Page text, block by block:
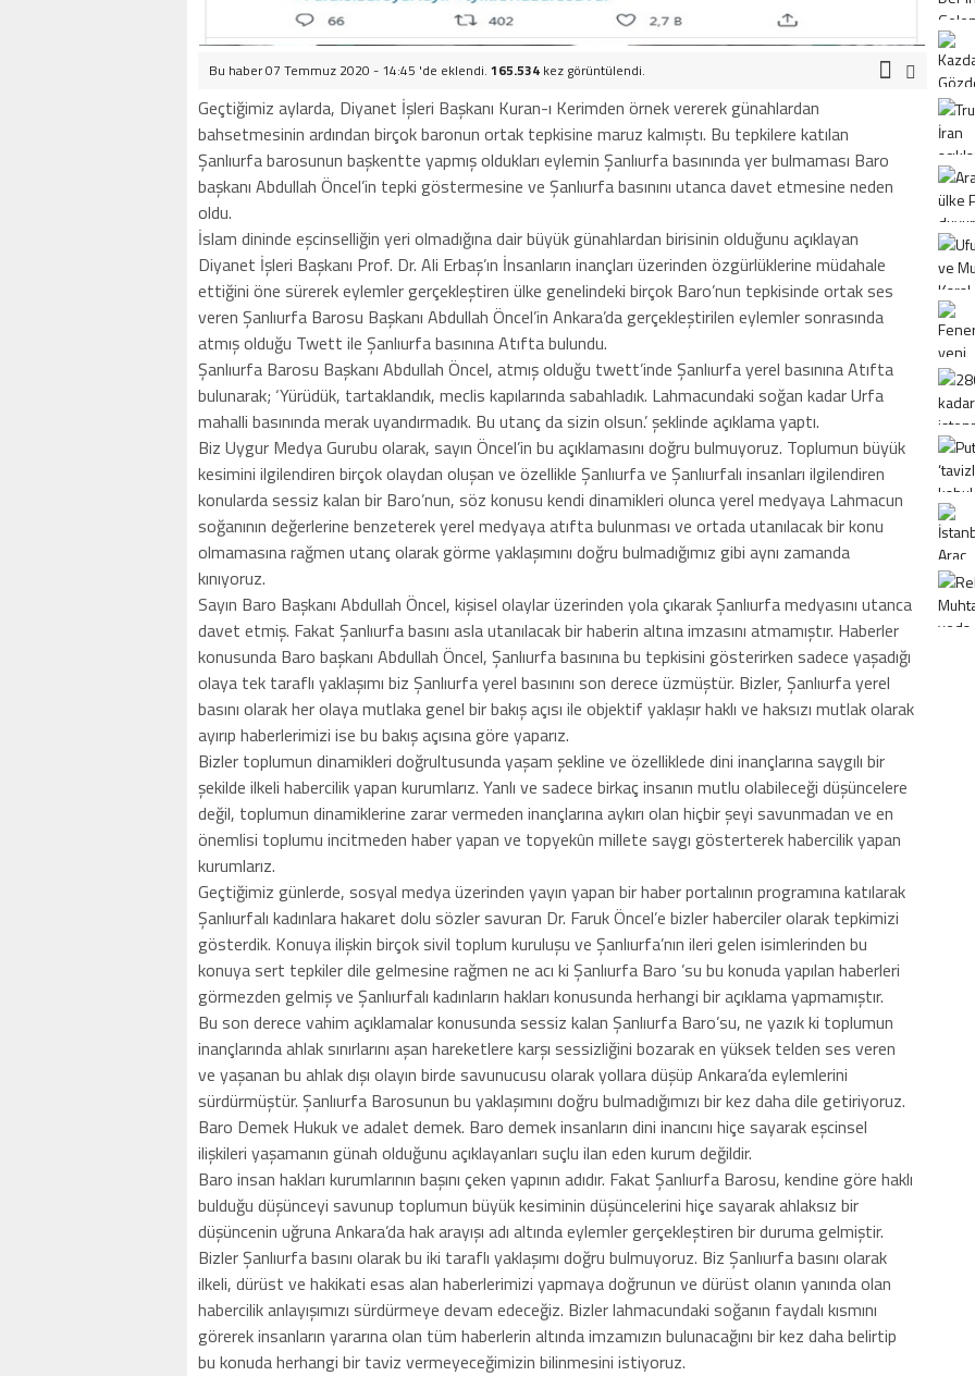
Bu haber 07 Temmuz 2020 - 14:45 'de eklendi. 165.534 kez görüntülendi.
Geçtiğimiz aylarda, Diyanet İşleri Başkanı Kuran-ı Kerimden örnek vererek günahlardan
bahsetmesinin ardından birçok baronun ortak tepkisine maruz kalmıştı. Bu tepkilere katılan
Şanlıurfa barosunun başkentte yapmış oldukları eylemin Şanlıurfa basınında yer bulmaması Baro
başkanı Abdullah Öncel’in tepki göstermesine ve Şanlıurfa basınını utanca davet etmesine neden
oldu.
İslam dininde eşcinselliğin yeri olmadığına dair büyük günahlardan birisinin olduğunu açıklayan
Diyanet İşleri Başkanı Prof. Dr. Ali Erbaş’ın İnsanların inançları üzerinden özgürlüklerine müdahale
ettiğini öne sürerek eylemler gerçekleştiren ülke genelindeki birçok Baro’nun tepkisinde ortak ses
veren Şanlıurfa Barosu Başkanı Abdullah Öncel’in Ankara’da gerçekleştirilen eylemler sonrasında
atmış olduğu Twett ile Şanlıurfa basınına Atıfta bulundu.
Şanlıurfa Barosu Başkanı Abdullah Öncel, atmış olduğu twett’inde Şanlıurfa yerel basınına Atıfta
bulunarak; ‘Yürüdük, tartaklandık, meclis kapılarında sabahladık. Lahmacundaki soğan kadar Urfa
mahalli basınında merak uyandırmadık. Bu utanç da sizin olsun.’ şeklinde açıklama yaptı.
Biz Uygur Medya Gurubu olarak, sayın Öncel’in bu açıklamasını doğru bulmuyoruz. Toplumun büyük
kesimini ilgilendiren birçok olaydan oluşan ve özellikle Şanlıurfa ve Şanlıurfalı insanları ilgilendiren
konularda sessiz kalan bir Baro’nun, söz konusu kendi dinamikleri olunca yerel medyaya Lahmacun
soğanının değerlerine benzeterek yerel medyaya atıfta bulunması ve ortada utanılacak bir konu
olmamasına rağmen utanç olarak görme yaklaşımını doğru bulmadığımız gibi aynı zamanda
kınıyoruz.
Sayın Baro Başkanı Abdullah Öncel, kişisel olaylar üzerinden yola çıkarak Şanlıurfa medyasını utanca
davet etmiş. Fakat Şanlıurfa basını asla utanılacak bir haberin altına imzasını atmamıştır. Haberler
konusunda Baro başkanı Abdullah Öncel, Şanlıurfa basınına bu tepkisini gösterirken sadece yaşadığı
olaya tek taraflı yaklaşımı biz Şanlıurfa yerel basınını son derece üzmüştür. Bizler, Şanlıurfa yerel
basını olarak her olaya mutlaka genel bir bakış açısı ile objektif yaklaşır haklı ve haksızı mutlak olarak
ayırıp haberlerimizi ise bu bakış açısına göre yaparız.
Bizler toplumun dinamikleri doğrultusunda yaşam şekline ve özelliklede dini inançlarına saygılı bir
şekilde ilkeli habercilik yapan kurumlarız. Yanlı ve sadece birkaç insanın mutlu olabileceği düşüncelere
değil, toplumun dinamiklerine zarar vermeden inançlarına aykırı olan hiçbir şeyi savunmadan ve en
önemlisi toplumu incitmeden haber yapan ve topyekûn millete saygı gösterterek habercilik yapan
kurumlarız.
Geçtiğimiz günlerde, sosyal medya üzerinden yayın yapan bir haber portalının programına katılarak
Şanlıurfalı kadınlara hakaret dolu sözler savuran Dr. Faruk Öncel’e bizler haberciler olarak tepkimizi
gösterdik. Konuya ilişkin birçok sivil toplum kuruluşu ve Şanlıurfa’nın ileri gelen isimlerinden bu
konuya sert tepkiler dile gelmesine rağmen ne acı ki Şanlıurfa Baro ’su bu konuda yapılan haberleri
görmezden gelmiş ve Şanlıurfalı kadınların hakları konusunda herhangi bir açıklama yapmamıştır.
Bu son derece vahim açıklamalar konusunda sessiz kalan Şanlıurfa Baro’su, ne yazık ki toplumun
inançlarında ahlak sınırlarını aşan hareketlere karşı sessizliğini bozarak en yüksek telden ses veren
ve yaşanan bu ahlak dışı olayın birde savunucusu olarak yollara düşüp Ankara’da eylemlerini
sürdürmüştür. Şanlıurfa Barosunun bu yaklaşımını doğru bulmadığımızı bir kez daha dile getiriyoruz.
Baro Demek Hukuk ve adalet demek. Baro demek insanların dini inancını hiçe sayarak eşcinsel
ilişkileri yaşamanın günah olduğunu açıklayanları suçlu ilan eden kurum değildir.
Baro insan hakları kurumlarının başını çeken yapının adıdır. Fakat Şanlıurfa Barosu, kendine göre haklı
bulduğu düşünceyi savunup toplumun büyük kesiminin düşüncelerini hiçe sayarak ahlaksız bir
düşüncenin uğruna Ankara’da hak arayışı adı altında eylemler gerçekleştiren bir duruma gelmiştir.
Bizler Şanlıurfa basını olarak bu iki taraflı yaklaşımı doğru bulmuyoruz. Biz Şanlıurfa basını olarak
ilkeli, dürüst ve hakikati esas alan haberlerimizi yapmaya doğrunun ve dürüst olanın yanında olan
habercilik anlayışımızı sürdürmeye devam edeceğiz. Bizler lahmacundaki soğanın faydalı kısmını
görerek insanların yararına olan tüm haberlerin altında imzamızın bulunacağını bir kez daha belirtip
bu konuda herhangi bir taviz vermeyeceğimizin bilinmesini istiyoruz.